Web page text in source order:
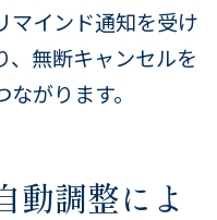
マインド通知を受け
、無断キャンセルを
がります。
動調整によ